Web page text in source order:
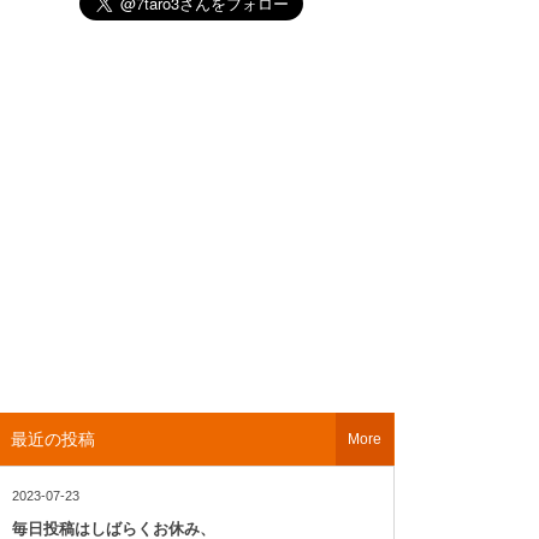
最近の投稿
2023-07-23
毎日投稿はしばらくお休み、
More